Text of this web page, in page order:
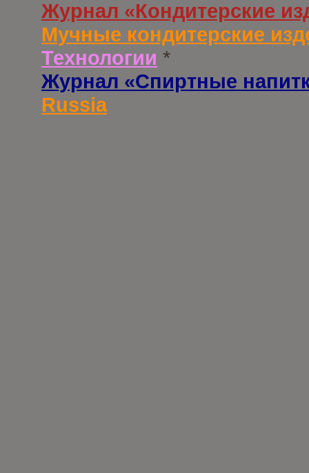
Журнал «Кондитерские
Мучные кондитерские
Технологии *
Журнал «Спиртные
Russia